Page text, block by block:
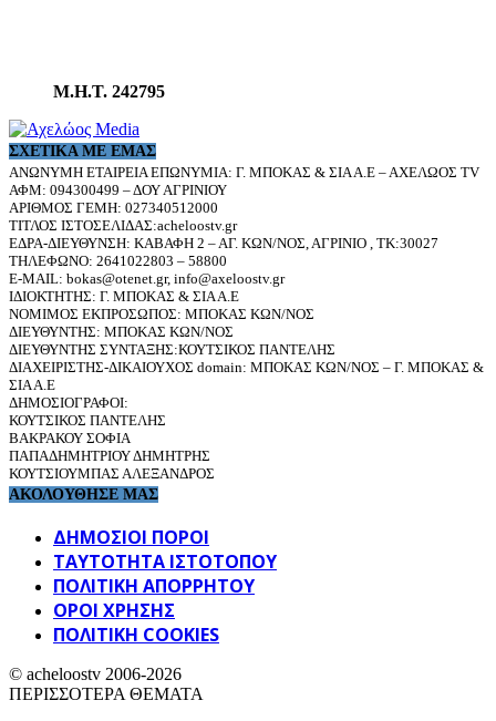
Μ.Η.Τ. 242795
ΣΧΕΤΙΚΆ ΜΕ ΕΜΆΣ
ΑΝΩΝΥΜΗ ΕΤΑΙΡΕΙΑ ΕΠΩΝΥΜΙΑ: Γ. ΜΠΟΚΑΣ & ΣΙΑ Α.Ε – ΑΧΕΛΩΟΣ TV
ΑΦΜ: 094300499 – ΔΟΥ ΑΓΡΙΝΙΟΥ
ΑΡΙΘΜΟΣ ΓΕΜΗ: 027340512000
ΤΙΤΛΟΣ ΙΣΤΟΣΕΛΙΔΑΣ:acheloostv.gr
ΕΔΡΑ-ΔΙΕΥΘΥΝΣΗ: ΚΑΒΑΦΗ 2 – ΑΓ. ΚΩΝ/ΝΟΣ, ΑΓΡΙΝΙΟ , ΤΚ:30027
ΤΗΛΕΦΩΝΟ: 2641022803 – 58800
E-MAIL: bokas@otenet.gr, info@axeloostv.gr
ΙΔΙΟΚΤΗΤΗΣ: Γ. ΜΠΟΚΑΣ & ΣΙΑ Α.Ε
ΝΟΜΙΜΟΣ ΕΚΠΡΟΣΩΠΟΣ: ΜΠΟΚΑΣ ΚΩΝ/ΝΟΣ
ΔΙΕΥΘΥΝΤΗΣ: ΜΠΟΚΑΣ ΚΩΝ/ΝΟΣ
ΔΙΕΥΘΥΝΤΗΣ ΣΥΝΤΑΞΗΣ:ΚΟΥΤΣΙΚΟΣ ΠΑΝΤΕΛΗΣ
ΔΙΑΧΕΙΡΙΣΤΗΣ-ΔΙΚΑΙΟΥΧΟΣ domain: ΜΠΟΚΑΣ ΚΩΝ/ΝΟΣ – Γ. ΜΠΟΚΑΣ &
ΣΙΑ Α.Ε
ΔΗΜΟΣΙΟΓΡΑΦΟΙ:
ΚΟΥΤΣΙΚΟΣ ΠΑΝΤΕΛΗΣ
ΒΑΚΡΑΚΟΥ ΣΟΦΙΑ
ΠΑΠΑΔΗΜΗΤΡΙΟΥ ΔΗΜΗΤΡΗΣ
ΚΟΥΤΣΙΟΥΜΠΑΣ ΑΛΕΞΑΝΔΡΟΣ
ΑΚΟΛΟΥΘΗΣΕ ΜΑΣ
ΔΗΜΟΣΙΟΙ ΠΟΡΟΙ
ΤΑΥΤΌΤΗΤΑ ΙΣΤΌΤΟΠΟΥ
ΠΟΛΙΤΙΚΉ ΑΠΟΡΡΉΤΟΥ
ΌΡΟΙ ΧΡΉΣΗΣ
ΠΟΛΙΤΙΚΗ COOKIES
© acheloostv 2006-2026
ΠΕΡΙΣΣΟΤΕΡΑ ΘΕΜΑΤΑ